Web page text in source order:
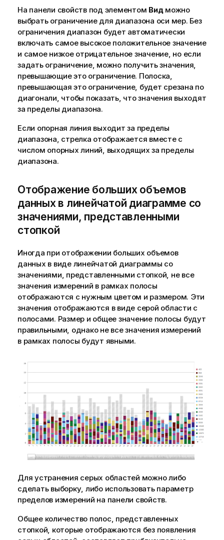
к
е
На панели свойствпод элементом Видможно
выбрать ограничение для диапазона оси мер. Без
ограничения диапазон будет автоматически
включать самое высокое положительное значение
и самое низкое отрицательное значение, но если
задать ограничение, можно получить значения,
превышающие это ограничение. Полоска,
превышающая это ограничение, будет срезана по
диагонали, чтобы показать, что значения выходят
за пределы диапазона.
Если опорная линия выходит за пределы
диапазона, стрелка отображается вместе с
числом опорных линий, выходящих за пределы
диапазона.
Отображение больших объемов
данных в линейчатой диаграмме со
значениями, представленными
стопкой
Иногда при отображении больших объемов
данных в виде линейчатой диаграммы со
значениями, представленными стопкой, не все
значения измерений в рамках полосы
отображаются с нужным цветом и размером. Эти
значения отображаются в виде серой области с
полосами. Размер и общее значение полосы будут
правильными, однако не все значения измерений
в рамках полосы будут явными.
Для устранения серых областей можно либо
сделать выборку, либо использовать параметр
пределов измерений на панели свойств.
Общее количество полос, представленных
стопкой, которые отображаются без появления